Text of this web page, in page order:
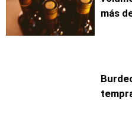
más